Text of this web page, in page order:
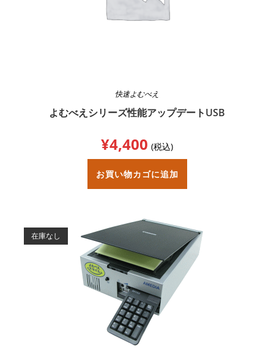
快速よむべえ
よむべえシリーズ性能アップデートUSB
¥4,400 (税込)
お買い物カゴに追加
在庫なし